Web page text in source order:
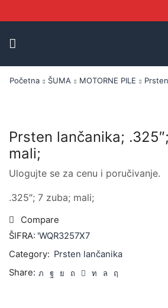
Početna ŠUMA MOTORNE PILE
Prsten lančanika;
mali;
Ulogujte se za cenu i poručivanje.
.325″; 7 zuba; mali;
Compare
ŠIFRA: 'WQR3257X7
Category: Prsten lančanika
Share: